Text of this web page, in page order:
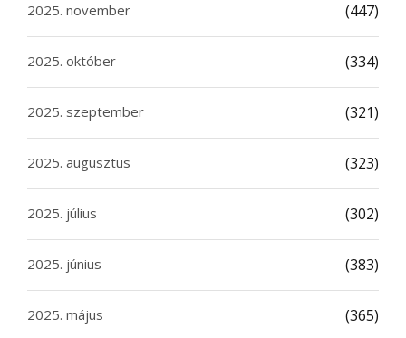
2025. november (447)
2025. október (334)
2025. szeptember (321)
2025. augusztus (323)
2025. július (302)
2025. június (383)
2025. május (365)